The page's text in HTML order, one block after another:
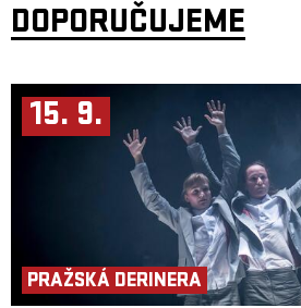
DOPORUČUJEME
15. 9.
PRAŽSKÁ DERINERA